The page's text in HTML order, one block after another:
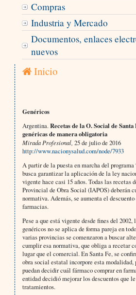
Compras
Industria y Mercado
Documentos, enlaces
nuevos
Inicio
Genéricos
Argentina.Recetas de la O. Social de
genéricas de manera obligatoria
Mirada Profesional, 25 de julio de 2016
http://www.nacionysalud.com/node/7933
A partir de la puesta en marcha del programa
busca garantizar la aplicación de la ley
vigente hace casi 15 años. Todas las
Provincial de Obra Social (IAPOS) deberán
normativa. Además, se aumenta el descuento
farmacias.
Pese a que está vigente desde fines del
genéricos no se aplica de forma pareja en
varias provincias se comenzaron a buscar
cumplir esa normativa, que obliga a recetar
lugar que el comercial. En Santa Fe, se
obra social estatal incorpore esta modalidad,
puedan decidir cuál fármaco comprar en
entidad decidió mejorar los descuentos que
tratamientos.